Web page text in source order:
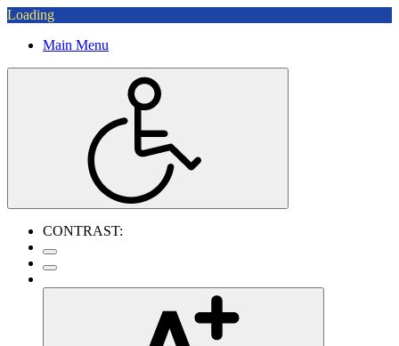
Loading
Main Menu
CONTRAST: